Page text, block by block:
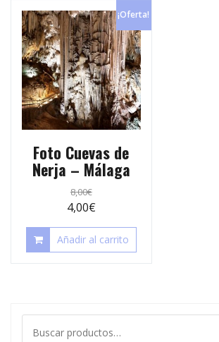
¡Oferta!
Foto Cuevas de
Nerja – Málaga
8,00€
4,00€
Añadir al carrito
por: